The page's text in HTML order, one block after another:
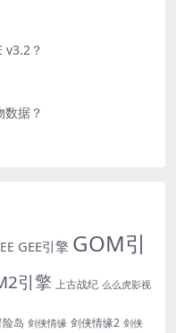
v3.2？
数据？
GEE引擎 GOM引
引擎 上古战纪 么么虎影视
险岛 剑侠情缘 剑侠情缘2 剑侠